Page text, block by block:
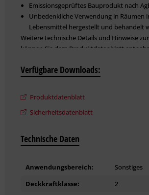
Emissionsgeprüftes Bauprodukt nach
Unbedenkliche Verwendung in Räumen
Lebensmittel hergestellt und behandelt
Weitere technische Details und Hinweise
können Sie dem Produktdatenblatt
Verfügbare Downloads:
Produktdatenblatt
Sicherheitsdatenblatt
Technische Daten
Anwendungsbereich:
Sonstiges
Deckkraftklasse:
2